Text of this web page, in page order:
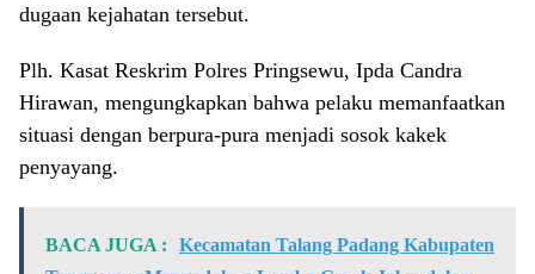
dugaan kejahatan tersebut.
Plh. Kasat Reskrim Polres Pringsewu, Ipda Candra
Hirawan, mengungkapkan bahwa pelaku memanfaatkan
situasi dengan berpura-pura menjadi sosok kakek
penyayang.
BACA JUGA :
Kecamatan Talang Padang Kabupaten